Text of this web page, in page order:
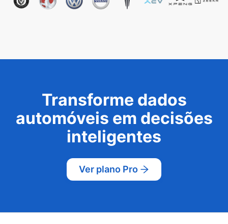
Transforme dados
automóveis em decisões
inteligentes
Ver plano Pro